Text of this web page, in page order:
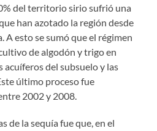
del territorio sirio sufrió una
han azotado la región desde
A esto se sumó que el régimen
de algodón y trigo en
acuíferos del subsuelo y las
último proceso fue
2002 y 2008.
de la sequía fue que, en el